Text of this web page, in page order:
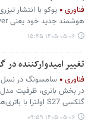
فناوری
پوکو با انتشار
هوشمند جدید خود یعنی M8 Power را اعلام کرد.
۱۴۰۵-۰۵-۰۶ ۱۵:۴۵
تغییر امیدوارکننده
فناوری
سامسونگ در نسل
گلکسی S27 اولترا با باتری‌های حجیم‌تری نسبت به نسل‌های گذشته راهی بازار شوند.
۱۴۰۵-۰۵-۰۶ ۰۹:۵۹